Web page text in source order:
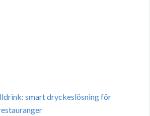
smart dryckeslösning för